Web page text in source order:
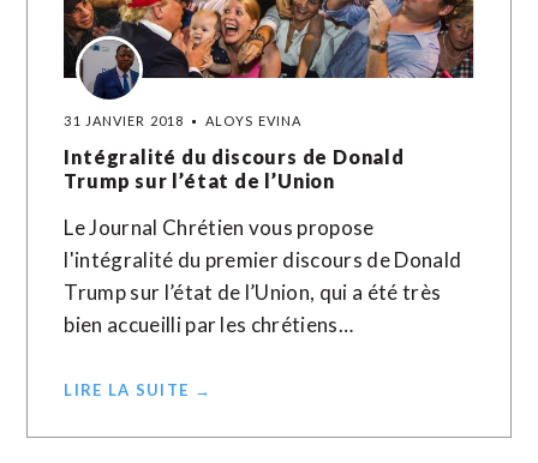
31 JANVIER 2018 ALOYS EVINA
Intégralité du discours de Donald
Trump sur l’état de l’Union
Le Journal Chrétien vous propose
l'intégralité du premier discours de Donald
Trump sur l’état de l’Union, qui a été très
bien accueilli par les chrétiens…
LIRE LA SUITE →